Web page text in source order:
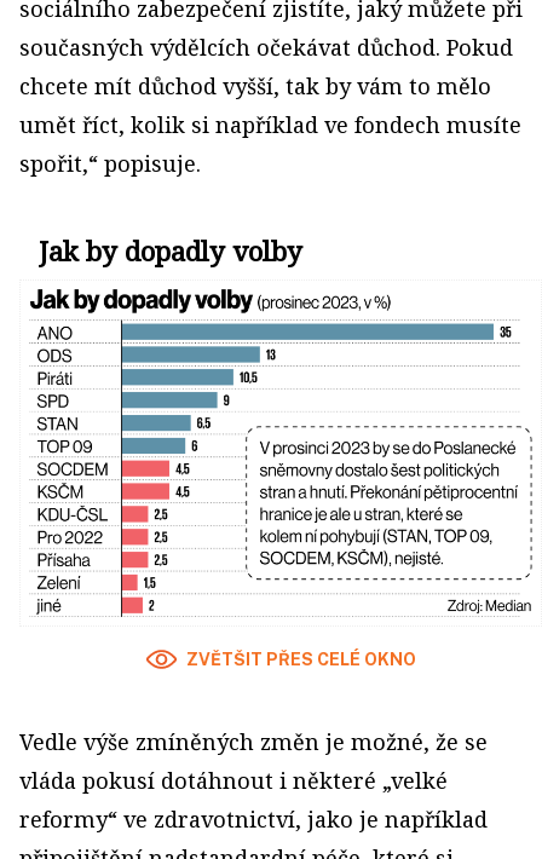
sociálního zabezpečení zjistíte, jaký můžete při
současných výdělcích očekávat důchod. Pokud
chcete mít důchod vyšší, tak by vám to mělo
umět říct, kolik si například ve fondech musíte
spořit,“ popisuje.
Jak by dopadly volby
ZVĚTŠIT PŘES CELÉ OKNO
Vedle výše zmíněných změn je možné, že se
vláda pokusí dotáhnout i některé „velké
reformy“ ve zdravotnictví, jako je například